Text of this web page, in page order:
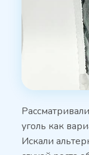
уголь как
Искали